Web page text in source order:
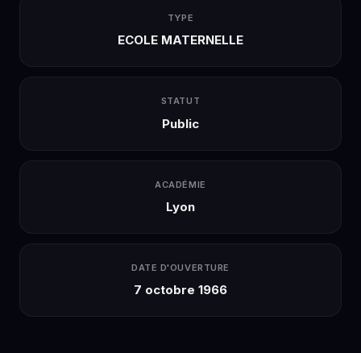
TYPE
ECOLE MATERNELLE
STATUT
Public
ACADÉMIE
Lyon
DATE D'OUVERTURE
7 octobre 1966